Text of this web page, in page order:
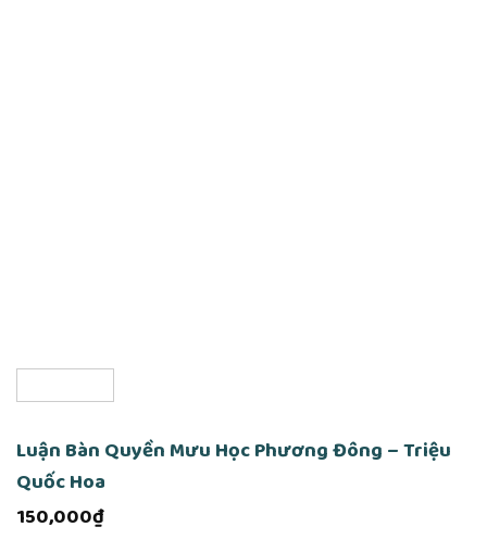
Luận Bàn Quyền Mưu Học Phương Đông – Triệu
Quốc Hoa
150,000₫